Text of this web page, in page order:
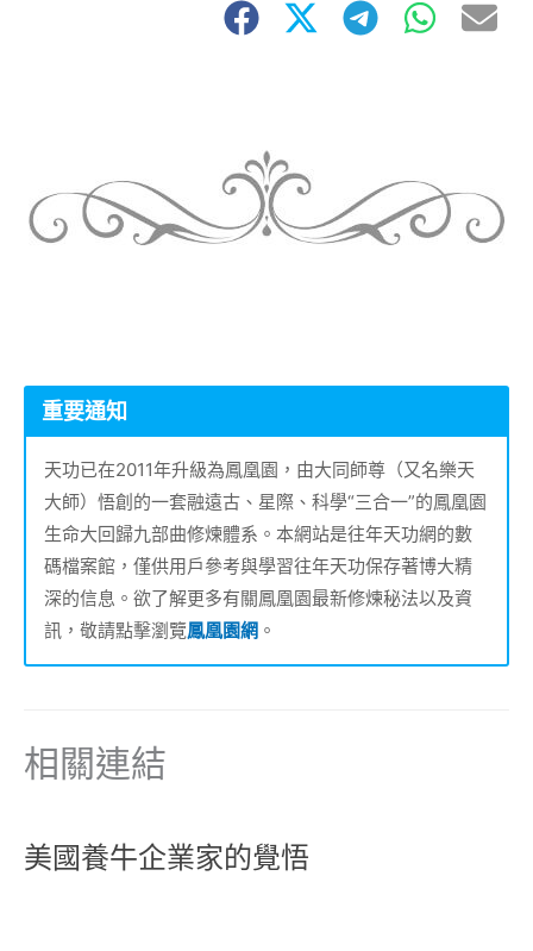
重要通知
天功已在2011年升級為鳳凰園，由大同師尊（又名樂天
大師）悟創的一套融遠古、星際、科學“三合一”的鳳凰園
生命大回歸九部曲修煉體系。本網站是往年天功網的數
碼檔案館，僅供用戶參考與學習往年天功保存著博大精
深的信息。欲了解更多有關鳳凰園最新修煉秘法以及資
訊，敬請點擊瀏覽鳳凰園網 。
相關連結
美國養牛企業家的覺悟